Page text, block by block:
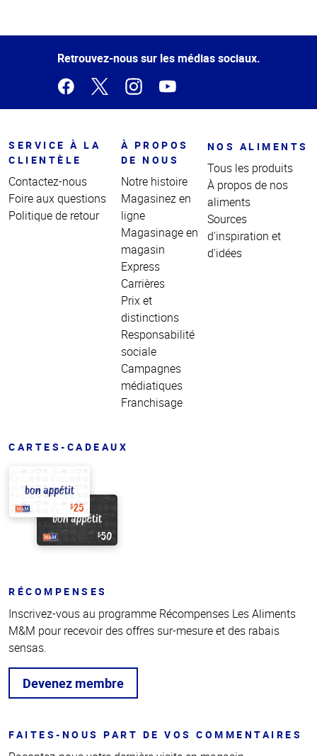
de la
Retrouvez-nous sur les médias sociaux.
SERVICE À LA
CLIENTÈLE
Contactez-nous
Foire aux questions
Politique de retour
À PROPOS
DE NOUS
Notre histoire
Magasinez en
ligne
Magasinage en
magasin
Express
Carrières
Prix et
distinctions
Responsabilité
sociale
Campagnes
médiatiques
Franchisage
NOS ALIMENTS
Tous les produits
À propos de nos
aliments
Sources
d'inspiration et
d'idées
CARTES-CADEAUX
RÉCOMPENSES
Inscrivez-vous au programme Récompenses Les Aliments
M&M pour recevoir des offres sur-mesure et des rabais
sensas.
Devenez membre
FAITES-NOUS PART DE VOS COMMENTAIRES